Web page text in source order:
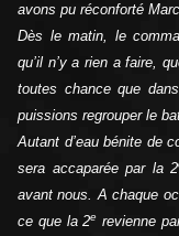
avons pu réconforté
Dès le matin, le
qu’il n’y a rien a faire,
toutes chance que
puissions regrouper le
Autant d’eau bénite de
sera accaparée par la 2
avant nous. A chaque
ce que la 2e revienne